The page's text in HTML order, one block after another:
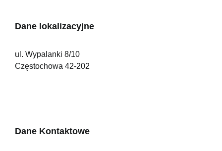
Dane lokalizacyjne
ul. Wypalanki 8/10
Częstochowa 42-202
Dane Kontaktowe